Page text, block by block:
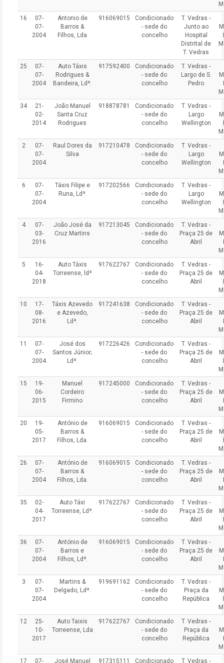
16
07-
07-
2004
Antonio de
Barros &
Filhos, Lda
916069015
Condicionado
- sede do
concelho
T. Vedras -
Junto ao
Hospital
Distrital de
T. Vedras
25
07-
07-
2004
Auto Táxis
Rodrigues &
Bandeira, Ldª.
917592400
Condicionado
- sede do
concelho
T. Vedras -
Largo de S.
Pedro
34
21-
02-
2014
João Manuel
Santa Cruz
Rodrigues
918878781
Condicionado
- sede do
concelho
T. Vedras -
Largo
Wellington
2
07-
07-
2004
Raul Dores da
Silva
917210478
Condicionado
- sede do
concelho
T. Vedras -
Largo
Wellington
6
07-
07-
2004
Táxis Filipe e
Runa, Ldª.
917202566
Condicionado
- sede do
concelho
T. Vedras -
Largo
Wellington
4
07-
03-
2016
João José da
Cruz Martins
917213045
Condicionado
- sede do
concelho
T. Vedras -
Praça 25 de
Abril
5
16-
04-
2018
Auto Táxis
Torreense, ldª
917622767
Condicionado
- sede do
concelho
T. Vedras -
Praça 25 de
Abril
10
17-
08-
2016
Táxis Azevedo
e Azevedo,
Ldª.
917241638
Condicionado
- sede do
concelho
T. Vedras -
Praça 25 de
Abril
11
07-
07-
2004
José dos
Santos Júnior;
Ldª.
917226426
Condicionado
- sede do
concelho
T. Vedras -
Praça 25 de
Abril
15
19-
06-
2015
Manuel
Cordeiro
Firmino
917245000
Condicionado
- sede do
concelho
T. Vedras -
Praça 25 de
Abril
20
19-
05-
2017
António de
Barros &
Filhos, Lda.
916069015
Condicionado
- sede do
concelho
T. Vedras -
Praça 25 de
Abril
26
07-
07-
2004
António de
Barros &
Filhos, Lda.
916069015
Condicionado
- sede do
concelho
T. Vedras -
Praça 25 de
Abril
35
02-
04-
2017
Auto Táxi
Torreense, Ldª.
917622767
Condicionado
- sede do
concelho
T. Vedras -
Praça 25 de
Abril
36
07-
07-
2004
António de
Barros e
Filhos, Ldª.
916069015
Condicionado
- sede do
concelho
T. Vedras -
Praça 25 de
Abril
3
07-
07-
2004
Martins &
Delgado, Ldª.
919691162
Condicionado
- sede do
concelho
T. Vedras -
Praça da
República
12
25-
10-
2017
Auto Taixis
Torreense, Lda
917622767
Condicionado
- sede do
concelho
T. Vedras -
Praça da
República
17
07- José Manuel 917315111 Condicionado T. Vedras -